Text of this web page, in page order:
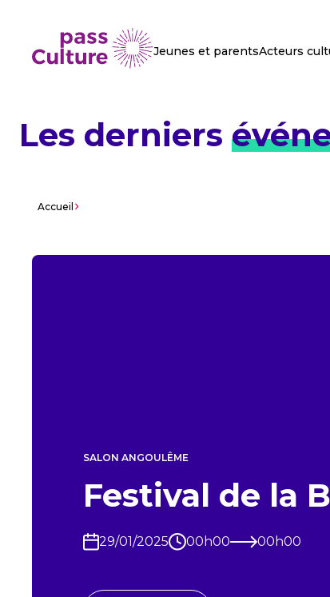
Jeunes et parentsActeurs
Les derniers
Accueil
SALON ANGOULÊME
Festival de la
29/01/2025 00h00 00h00